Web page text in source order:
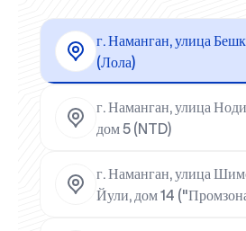
г. Наманган, улица
(Лола)
г. Наманган, улица
дом 5 (NTD)
г. Наманган, улица
Йули, дом 14